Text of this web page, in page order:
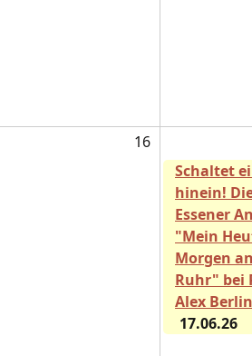
16
Schaltet
hinein!
Essener
"Mein
Morgen
Ruhr" bei
Alex Berlin
17.06.26